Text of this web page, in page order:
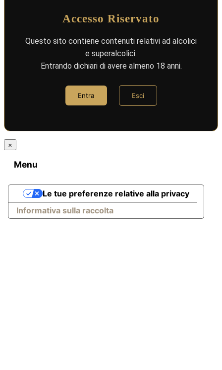
Accesso Riservato
Questo sito contiene contenuti relativi ad alcolici
e superalcolici.
Entrando dichiari di avere almeno 18 anni.
Entra Esci
×
Menu
Informativa sulla raccolta
Le tue preferenze relative alla privacy